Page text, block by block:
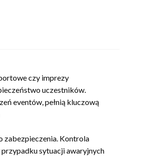
czy imprezy
uczestników.
eventów, pełnią kluczową
zabezpieczenia. Kontrola
sytuacji awaryjnych